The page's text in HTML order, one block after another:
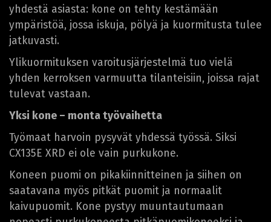
yhdestä asiasta: kone on tehty kestämään
ympäristöä, jossa iskuja, pölyä ja kuormitusta tulee
jatkuvasti.
Ylikuormituksen varoitusjärjestelmä tuo vielä
yhden kerroksen varmuutta tilanteisiin, joissa rajat
tulevat vastaan.
Yksi kone – monta työvaihetta
Työmaat harvoin pysyvät yhdessä työssä. Siksi
CX135E XRD ei ole vain purkukone.
Koneen puomi on pikakiinnitteinen ja siihen on
saatavana myös pitkät puomit ja normaalit
kaivupuomit. Kone pystyy muuntautumaan